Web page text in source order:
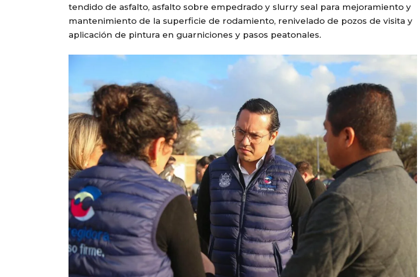
tendido de asfalto, asfalto sobre empedrado y slurry seal para mejoramiento y
mantenimiento de la superficie de rodamiento, renivelado de pozos de visita y
aplicación de pintura en guarniciones y pasos peatonales.